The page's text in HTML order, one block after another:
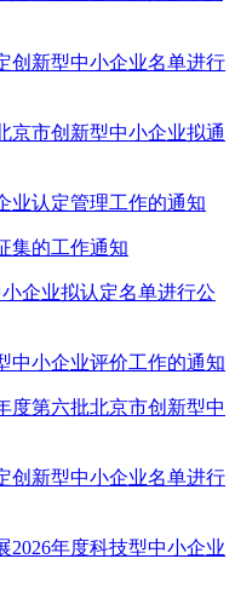
创新型中小企业名单进行
京市创新型中小企业拟通
业认定管理工作的通知
集的工作通知
企业拟认定名单进行公
中小企业评价工作的通知
度第六批北京市创新型中
创新型中小企业名单进行
2026年度科技型中小企业